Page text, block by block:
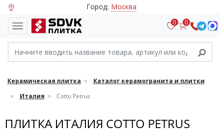
Город: Москва
0 0
Керамическая плитка
Каталог керамогранита и плитки
Италия
Cotto Petrus
ПЛИТКА ИТАЛИЯ COTTO PETRUS